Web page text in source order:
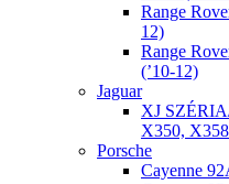
Range
12)
Range
(’10-12)
Jaguar
XJ
X350, X358
Porsche
Cayenne